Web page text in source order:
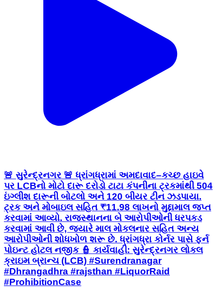
🚨 સુરેન્દ્રનગર 🚨 ધ્રાંગધ્રામાં અમદાવાદ–કચ્છ હાઇવે
પર LCBનો મોટો દારૂ દરોડો ટાટા કંપનીના ટ્રકમાંથી 504
ઇંગ્લીશ દારૂની બોટલો અને 120 બીયર ટીન ઝડપાયા.
ટ્રક અને મોબાઇલ સહિત ₹11.98 લાખનો મુદ્દામાલ જપ્ત
કરવામાં આવ્યો. રાજસ્થાનના બે આરોપીઓની ધરપકડ
કરવામાં આવી છે, જ્યારે માલ મોકલનાર સહિત અન્ય
આરોપીઓની શોધખોળ શરૂ છે. ધ્રાંગધ્રા કોર્નર પાસે ફર્ન
પોઇન્ટ હોટલ નજીક 👮 કાર્યવાહી: સુરેન્દ્રનગર લોકલ
ક્રાઇમ બ્રાન્ચ (LCB) #Surendranagar
#Dhrangadhra #rajsthan #LiquorRaid
#ProhibitionCase